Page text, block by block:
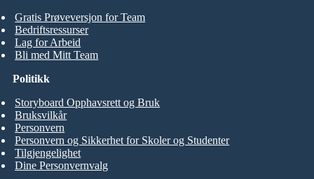
Gratis Prøveversjon for Team
Bedriftsressurser
Lag for Arbeid
Bli med Mitt Team
Politikk
Storyboard Opphavsrett og Bruk
Bruksvilkår
Personvern
Personvern og Sikkerhet for Skoler og Studenter
Tilgjengelighet
Dine Personvernvalg